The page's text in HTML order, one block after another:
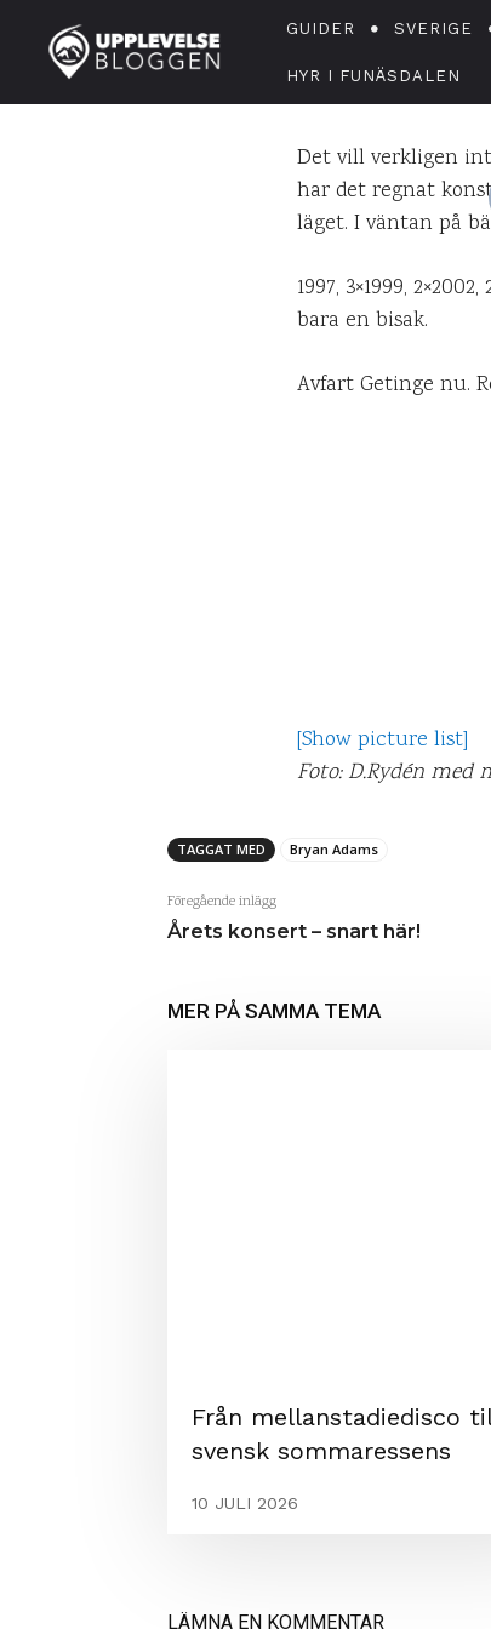
GUIDER SVERIGE
HYR I FUNÄSDALEN
Det vill verkligen
har det regnat
läget. I väntan på
1997, 3×1999,
bara en bisak.
Avfart Getinge nu.
[Show picture list]
Foto: D.Rydén med
TAGGAT MED Bryan Adams
Föregående inlägg
Årets konsert – snart här!
MER PÅ SAMMA TEMA
Från mellanstadiedisco
svensk sommaressens
10 JULI 2026
LÄMNA EN KOMMENTAR